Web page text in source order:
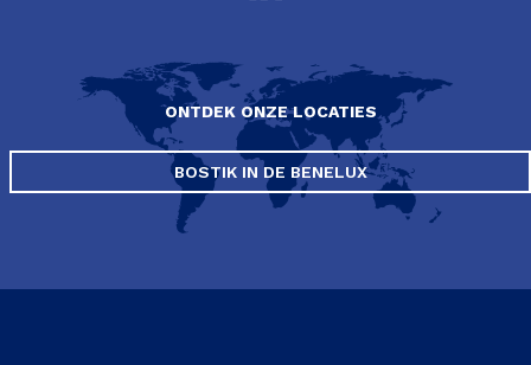
ONTDEK ONZE LOCATIES
BOSTIK IN DE BENELUX